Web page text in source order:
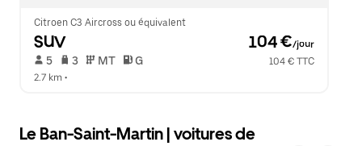
calendrier.
Citroen C3 Aircross ou équivalent
SUV 104 €/jour
5 3 MT G
104 € TTC
2.7 km •
Le Ban-Saint-Martin | voitures de